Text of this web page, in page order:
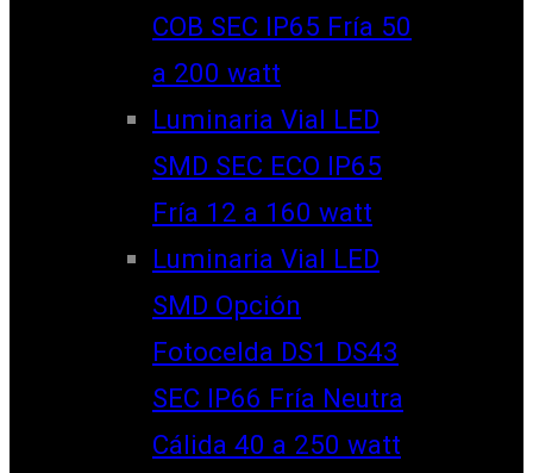
COB SEC IP65 Fría 50
a 200 watt
Luminaria Vial LED
SMD SEC ECO IP65
Fría 12 a 160 watt
Luminaria Vial LED
SMD Opción
Fotocelda DS1 DS43
SEC IP66 Fría Neutra
Cálida 40 a 250 watt